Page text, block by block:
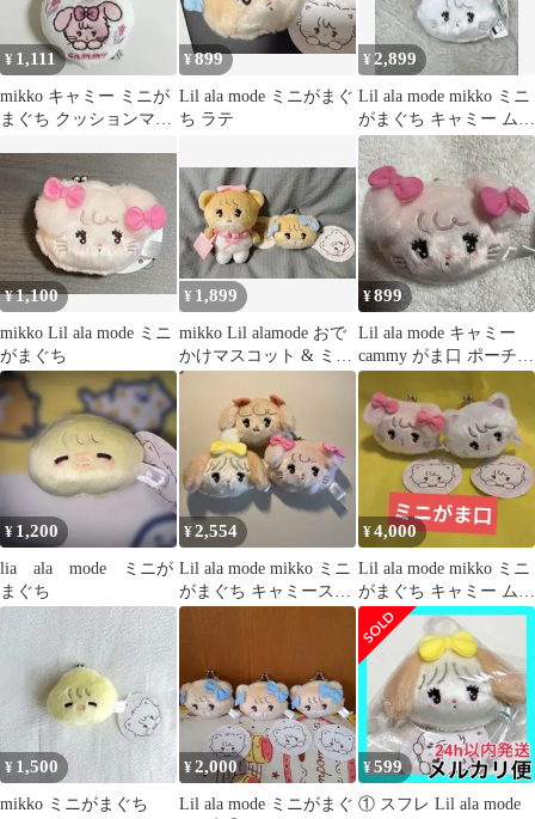
¥ 1,111
mikko キャミー ミニが
まぐち クッションマス
¥899
Lil ala mode ミニがまぐ
ち ラテ
¥2,899
Lil ala mode mikko ミニ
がまぐち キャミー ムー
ス
¥1,100
mikko Lil ala mode ミニ
がまぐち
¥ 1,899
mikko Lil alamode おで
かけマスコット & ミニ
がま口セットラテ
¥899
Lil ala mode キャミー
cammy がま口 ポーチ
mikko
¥ 1,200
lia ala mode ミニが
まぐち
¥2,554
Lil ala mode mikko ミニ
がまぐち キャミースフ
レナッツ
¥4,000
Lil ala mode mikko ミニ
がまぐち キャミー ムー
ス
¥ 1,500
mikko ミニがまぐち
¥2,000
Lil ala mode ミニがまぐ
¥599
① スフレ Lil ala mode